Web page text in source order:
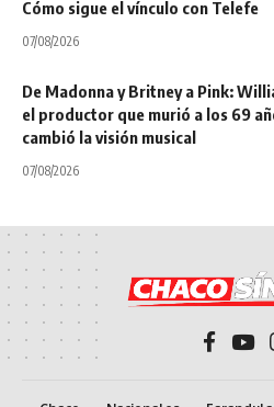
Cómo sigue el vínculo con Telefe
07/08/2026
De Madonna y Britney a Pink:
el productor que murió a los 69
cambió la visión musical
07/08/2026